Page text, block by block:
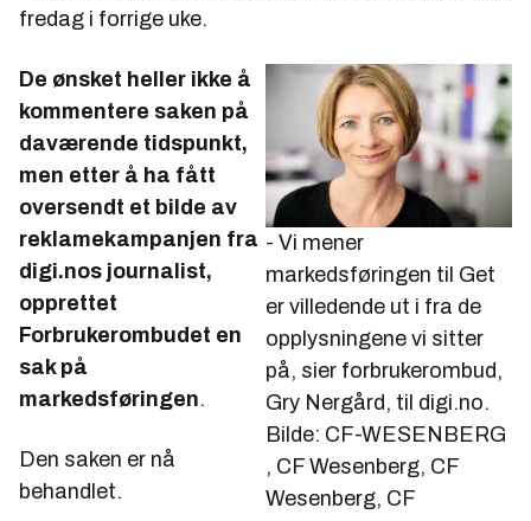
fredag i forrige uke.
- Vi mener
markedsføringen til Get
er villedende ut i fra de
opplysningene vi sitter
på, sier forbrukerombud,
Gry Nergård, til digi.no.
Bilde: CF-WESENBERG
, CF Wesenberg, CF
Wesenberg, CF
De ønsket heller ikke å
kommentere saken på
daværende tidspunkt,
men etter å ha fått
oversendt et bilde av
reklamekampanjen fra
digi.nos journalist,
opprettet
Forbrukerombudet en
sak på
markedsføringen.
Den saken er nå
behandlet.